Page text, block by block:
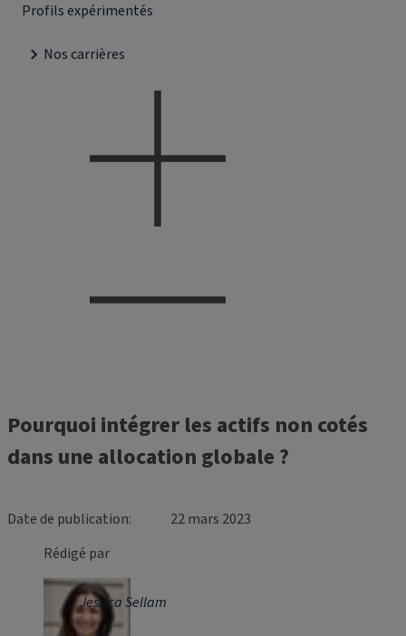
Profils expérimentés
Nos carrières
Pourquoi intégrer les actifs non cotés
dans une allocation globale ?
Date de publication
22 mars 2023
Rédigé par
Jessica Sellam